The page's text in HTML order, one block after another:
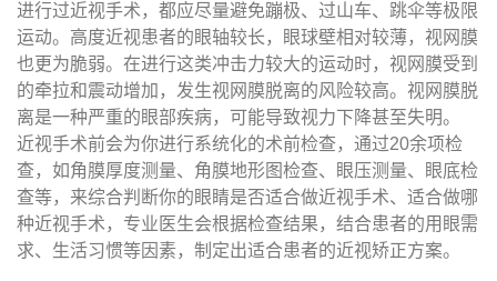
进行过近视手术，都应尽量避免蹦极、过山车、跳伞等极限
运动。高度近视患者的眼轴较长，眼球壁相对较薄，视网膜
也更为脆弱。在进行这类冲击力较大的运动时，视网膜受到
的牵拉和震动增加，发生视网膜脱离的风险较高。视网膜脱
离是一种严重的眼部疾病，可能导致视力下降甚至失明。
近视手术前会为你进行系统化的术前检查，通过20余项检
查，如角膜厚度测量、角膜地形图检查、眼压测量、眼底检
查等，来综合判断你的眼睛是否适合做近视手术、适合做哪
种近视手术，专业医生会根据检查结果，结合患者的用眼需
求、生活习惯等因素，制定出适合患者的近视矫正方案。